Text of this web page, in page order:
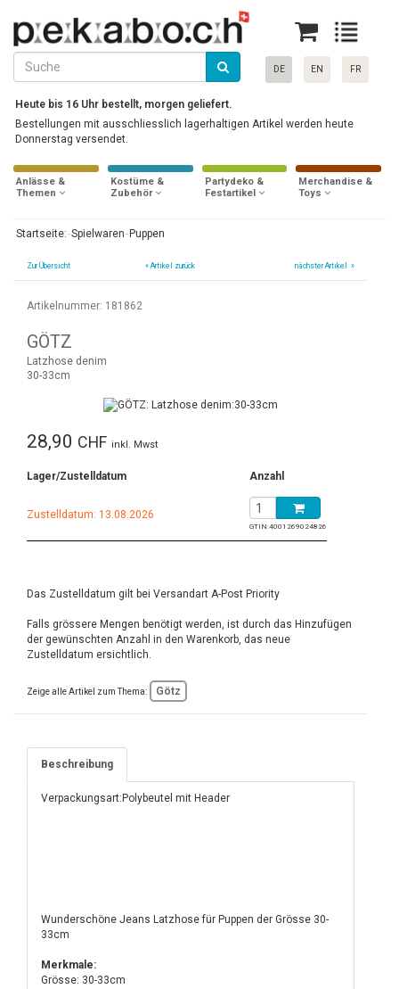
DE EN FR
Heute bis 16 Uhr bestellt, morgen geliefert.
Bestellungen mit ausschliesslich lagerhaltigen Artikel werden heute
Donnerstag versendet.
Anlässe &
Themen
Kostüme &
Zubehör
Partydeko &
Festartikel
Merchandise &
Toys
Startseite: Spielwaren Puppen
Zur Übersicht «Artikel zurück nächster Artikel »
Artikelnummer: 181862
GÖTZ
Latzhose denim
30-33cm
28,90 CHF inkl. Mwst
Lager/Zustelldatum Anzahl
Zustelldatum: 13.08.2026
GTIN:4001269024826
Das Zustelldatum gilt bei Versandart A-Post Priority
Falls grössere Mengen benötigt werden, ist durch das Hinzufügen
der gewünschten Anzahl in den Warenkorb, das neue
Zustelldatum ersichtlich.
Zeige alle Artikel zum Thema: Götz
Beschreibung
Verpackungsart:Polybeutel mit Header
Wunderschöne Jeans Latzhose für Puppen der Grösse 30-
33cm
Merkmale:
Grösse: 30-33cm